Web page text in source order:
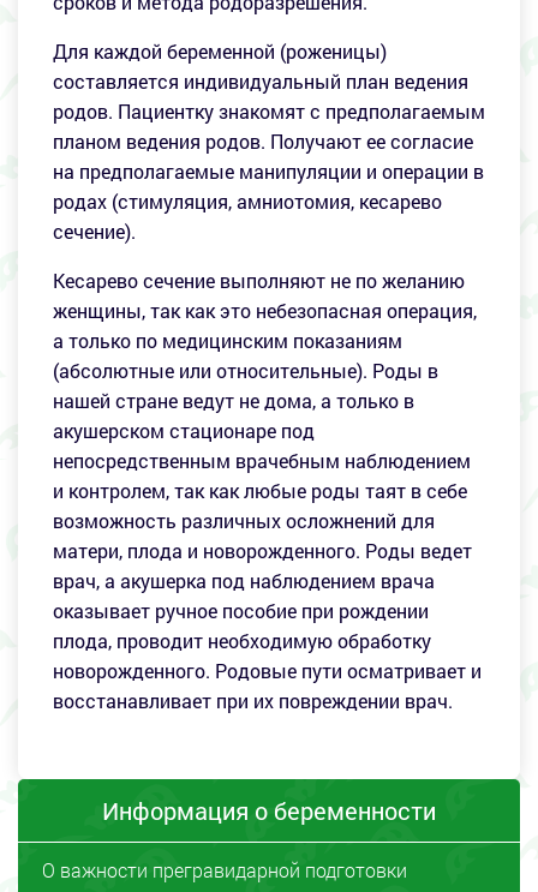
Для каждой беременной (роженицы)
составляется индивидуальный план ведения
родов. Пациентку знакомят с предполагаемым
планом ведения родов. Получают ее согласие
на предполагаемые манипуляции и операции в
родах (стимуляция, амниотомия, кесарево
сечение).
Кесарево сечение выполняют не по желанию
женщины, так как это небезопасная операция,
а только по медицинским показаниям
(абсолютные или относительные). Роды в
нашей стране ведут не дома, а только в
акушерском стационаре под
непосредственным врачебным наблюдением
и контролем, так как любые роды таят в себе
возможность различных осложнений для
матери, плода и новорожденного. Роды ведет
врач, а акушерка под наблюдением врача
оказывает ручное пособие при рождении
плода, проводит необходимую обработку
новорожденного. Родовые пути осматривает и
восстанавливает при их повреждении врач.
Информация о беременности
О важности прегравидарной подготовки